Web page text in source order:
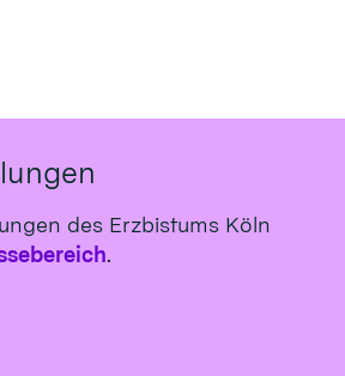
des Erzbistums Köln
.